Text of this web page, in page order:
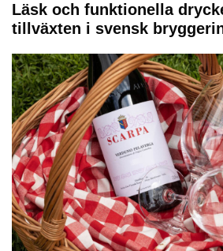
Läsk och funktionella
tillväxten i svensk